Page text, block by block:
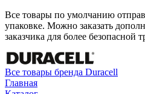
Все товары по умолчанию
упаковке. Можно заказать
заказчика для более безопасной
Все товары бренда Duracell
Главная